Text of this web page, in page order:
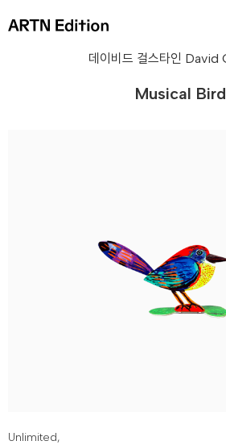
데이비드 걸스타인 David
Musical Bird
Unlimited,